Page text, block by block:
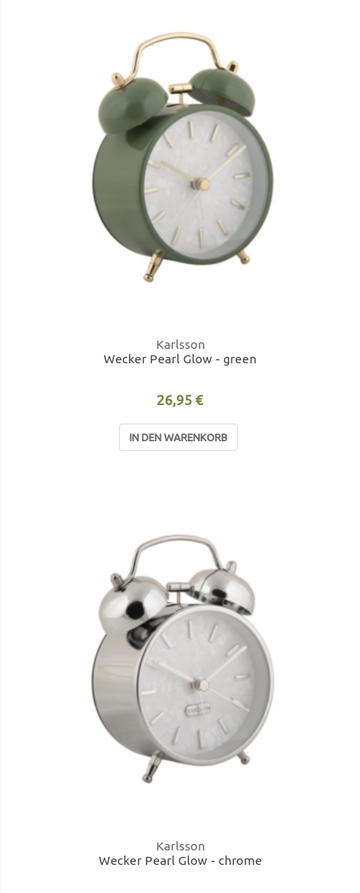
Karlsson
Wecker Pearl Glow - green
26,95 €
IN DEN WARENKORB
Karlsson
Wecker Pearl Glow - chrome